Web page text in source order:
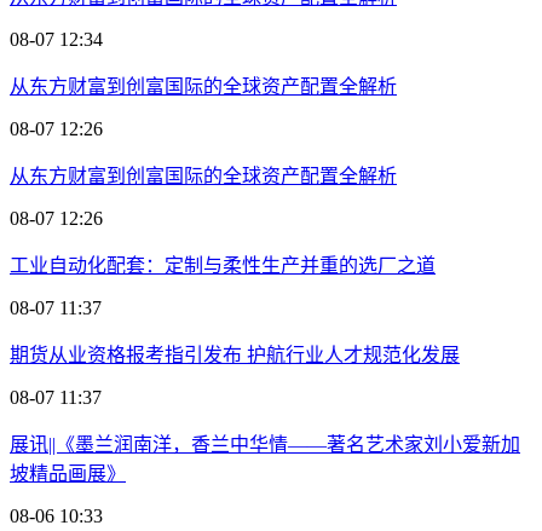
08-07 12:34
从东方财富到创富国际的全球资产配置全解析
08-07 12:26
从东方财富到创富国际的全球资产配置全解析
08-07 12:26
工业自动化配套：定制与柔性生产并重的选厂之道
08-07 11:37
期货从业资格报考指引发布 护航行业人才规范化发展
08-07 11:37
展讯||《墨兰润南洋，香兰中华情——著名艺术家刘小爱新加
坡精品画展》
08-06 10:33